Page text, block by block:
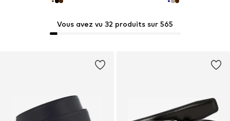
Vous avez vu 32 produits sur 565